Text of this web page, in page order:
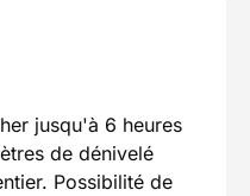
jusqu'à 6 heures
de dénivelé
Possibilité de